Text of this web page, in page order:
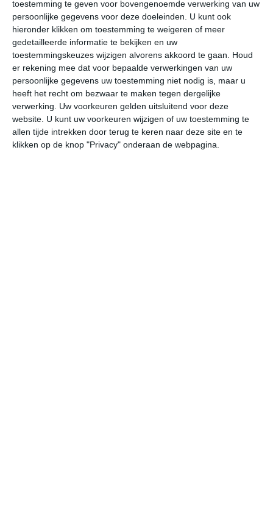
toestemming te geven voor bovengenoemde verwerking van uw
persoonlijke gegevens voor deze doeleinden. U kunt ook
hieronder klikken om toestemming te weigeren of meer
gedetailleerde informatie te bekijken en uw
toestemmingskeuzes wijzigen alvorens akkoord te gaan.
Houd
er rekening mee dat voor bepaalde verwerkingen van uw
persoonlijke gegevens uw toestemming niet nodig is, maar u
heeft het recht om bezwaar te maken tegen dergelijke
verwerking. Uw voorkeuren gelden uitsluitend voor deze
website. U kunt uw voorkeuren wijzigen of uw toestemming te
allen tijde intrekken door terug te keren naar deze site en te
klikken op de knop "Privacy" onderaan de webpagina.
38° 17° 39° 18° 38° 19° 37° 18° 36°
26°C 34°C 37°C 37°C 27°C
10:00 13:00 16:00 19:00 22:00
10:00 13:00 16:00 19:00 22:00